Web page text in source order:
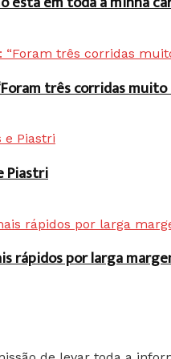
três corridas muito
Piastri
rápidos por larga